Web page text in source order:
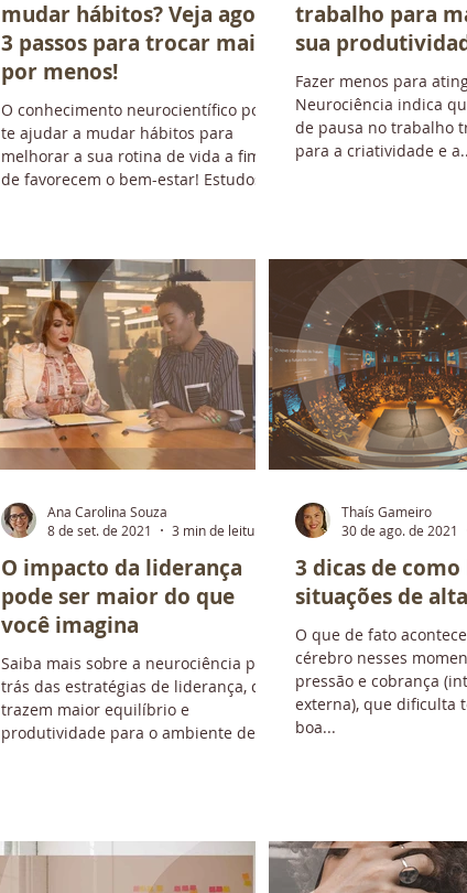
mudar hábitos? Veja agora
3 passos para trocar mais
por menos!
O conhecimento neurocientífico pode
te ajudar a mudar hábitos para
melhorar a sua rotina de vida a fim
de favorecem o bem-estar! Estudos...
trabalho para
sua
Fazer menos para
Neurociência indica
de pausa no trabalho
para a criatividade e
O impacto da liderança
pode ser maior do que
você imagina
Saiba mais sobre a neurociência por
trás das estratégias de liderança, que
trazem maior equilíbrio e
produtividade para o ambiente de...
Ana Carolina Souza
8 de set. de 2021
3 min de leitura
3 dicas de como
situações de
O que de fato acontece
cérebro nesses
pressão e cobrança
externa), que dificulta
boa...
Thaís Gameiro
30 de ago. de 2021